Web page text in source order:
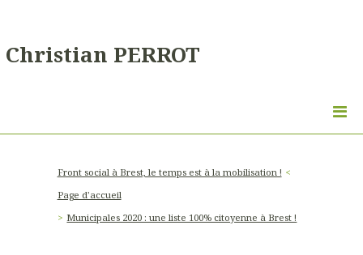
Christian PERROT
Front social à Brest, le temps est à la mobilisation !
Page d'accueil
Municipales 2020 : une liste 100% citoyenne à Brest !